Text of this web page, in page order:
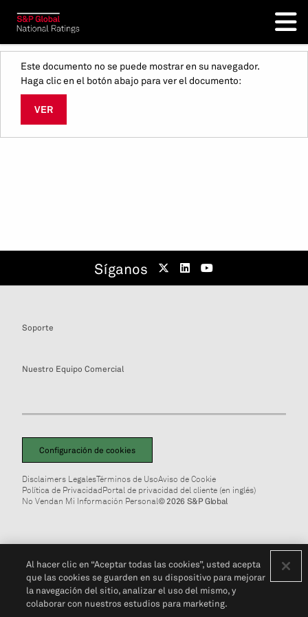
Este documento no se puede mostrar en su navegador.
Haga clic en el botón abajo para ver el documento:
VER
Síganos
Soporte
Nuestro Equipo Comercial
Configuración de cookies
Disclaimers LegalesTérminos de UsoAviso de Cookie
Política de PrivacidadPortal de privacidad del cliente (en inglés)
No Vendan Mi Información Personal© 2026 S&P Global
Al hacer clic en “Aceptar todas las cookies”, usted acepta
que las cookies se guarden en su dispositivo para mejorar
la navegación del sitio, analizar el uso del mismo, y
colaborar con nuestros estudios para marketing.